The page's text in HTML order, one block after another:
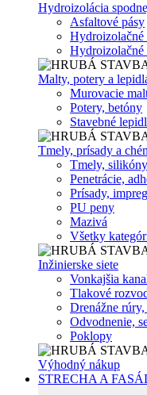
Hydroizolácia
Asfaltové pásy
Hydroizolačné
Hydroizolačné
Malty, potery a
Murovacie
Potery, betóny
Stavebné
Tmely, prísady a
Tmely, silikóny
Penetrácie,
Prísady,
PU peny
Mazivá
Všetky
Inžinierske siete
Vonkajšia
Tlakové
Drenážne
Odvodnenie,
Poklopy
Výhodný nákup
STRECHA A